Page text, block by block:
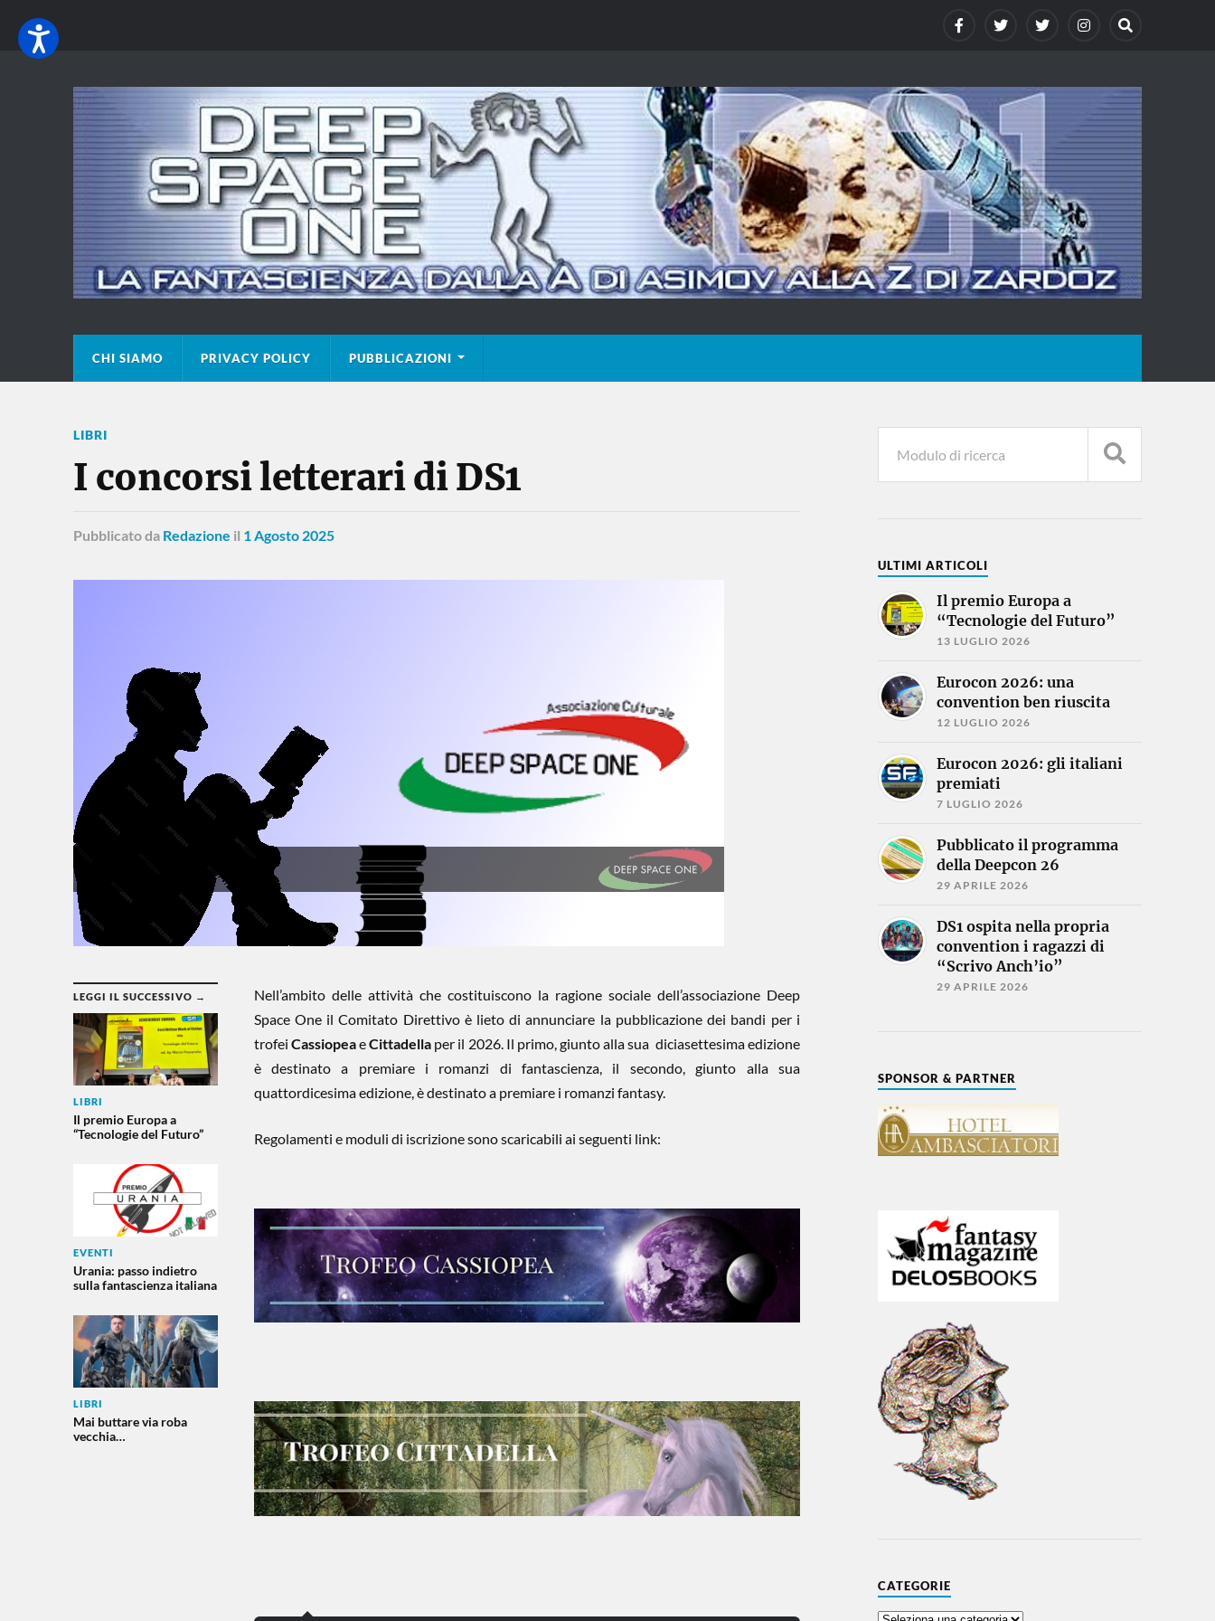
CHI SIAMO PRIVACY POLICY PUBBLICAZIONI
LIBRI
I concorsi letterari di DS1
Pubblicatoda Redazione il 1 Agosto 2025
LEGGI IL SUCCESSIVO →
LIBRI
Il premio Europa a
“Tecnologie del Futuro”
EVENTI
Urania: passo indietro
sulla fantascienza italiana
LIBRI
Mai buttare via roba
vecchia…
Nell’ambito delle attività che costituiscono la ragione sociale dell’associazione Deep
Space One il Comitato Direttivo è lieto di annunciare la pubblicazione dei bandi per i
trofei CassiopeaeCittadella per il 2026. Il primo, giunto alla sua diciasettesima edizione
è destinato a premiare i romanzi di fantascienza, il secondo, giunto alla sua
quattordicesima edizione, è destinato a premiare i romanzi fantasy.
Regolamenti e moduli di iscrizione sono scaricabili ai seguenti link:
ULTIMI ARTICOLI
Il premio Europa a
“Tecnologie del Futuro”
13 LUGLIO 2026
Eurocon 2026: una
convention ben riuscita
12 LUGLIO 2026
Eurocon 2026: gli italiani
premiati
7 LUGLIO 2026
Pubblicato il programma
della Deepcon 26
29 APRILE 2026
DS1 ospita nella propria
convention i ragazzi di
“Scrivo Anch’io”
29 APRILE 2026
SPONSOR & PARTNER
CATEGORIE